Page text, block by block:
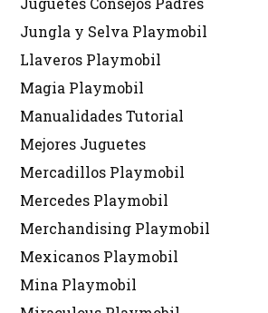
Jungla y Selva Playmobil
Llaveros Playmobil
Magia Playmobil
Manualidades Tutorial
Mejores Juguetes
Mercadillos Playmobil
Mercedes Playmobil
Merchandising Playmobil
Mexicanos Playmobil
Mina Playmobil